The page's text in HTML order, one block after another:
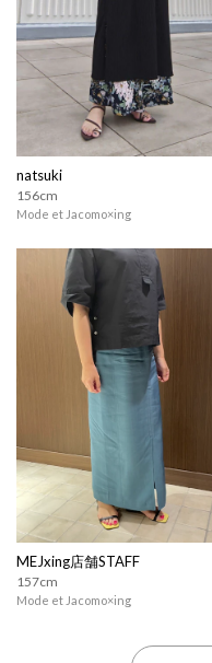
natsuki
156cm
Mode et Jacomo×ing
MEJxing店舗STAFF
157cm
Mode et Jacomo×ing